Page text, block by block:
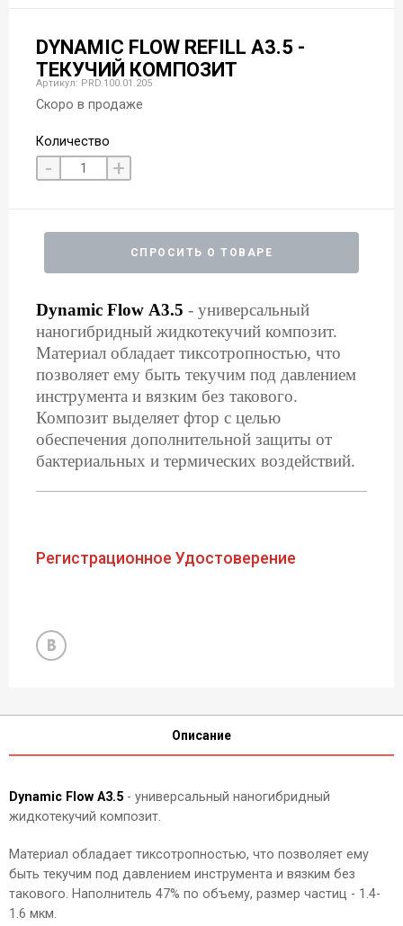
DYNAMIC FLOW REFILL A3.5 -
ТЕКУЧИЙ КОМПОЗИТ
Артикул: PRD.100.01.205
Скоро в продаже
Количество
- +
СПРОСИТЬ О ТОВАРЕ
Dynamic Flow А3.5 - универсальный
наногибридный жидкотекучий композит.
Материал обладает тиксотропностью, что
позволяет ему быть текучим под давлением
инструмента и вязким без такового.
Композит выделяет фтор с целью
обеспечения дополнительной защиты от
бактериальных и термических воздействий.
Регистрационное Удостоверение
Описание
Dynamic Flow А3.5 - универсальный наногибридный
жидкотекучий композит.
Материал обладает тиксотропностью, что позволяет ему
быть текучим под давлением инструмента и вязким без
такового. Наполнитель 47% по объему, размер частиц - 1.4-
1.6 мкм.